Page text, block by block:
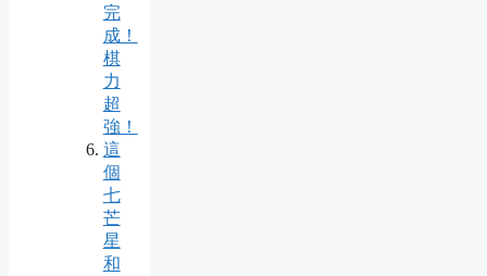
完
成！
棋
力
超
強！
這
個
七
芒
星
和